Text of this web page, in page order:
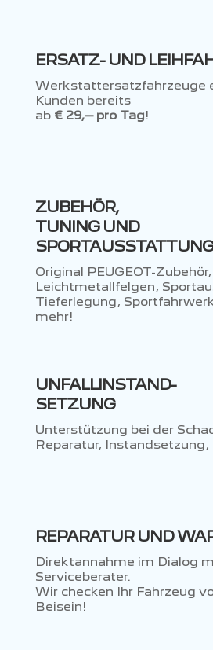
ERSATZ- UND
Werkstattersatzfahrzeuge
Kunden bereits
ab € 29,– pro Tag!
ZUBEHÖR,
TUNING UND
SPORTAUSSTATTUNG
Original PEUGEOT-Zubehör,
Leichtmetallfelgen,
Tieferlegung,
mehr!
UNFALLINSTAND-
SETZUNG
Unterstützung bei der
Reparatur, Instandsetzung,
REPARATUR UND
Direktannahme im Dialog
Serviceberater.
Wir checken Ihr Fahrzeug
Beisein!